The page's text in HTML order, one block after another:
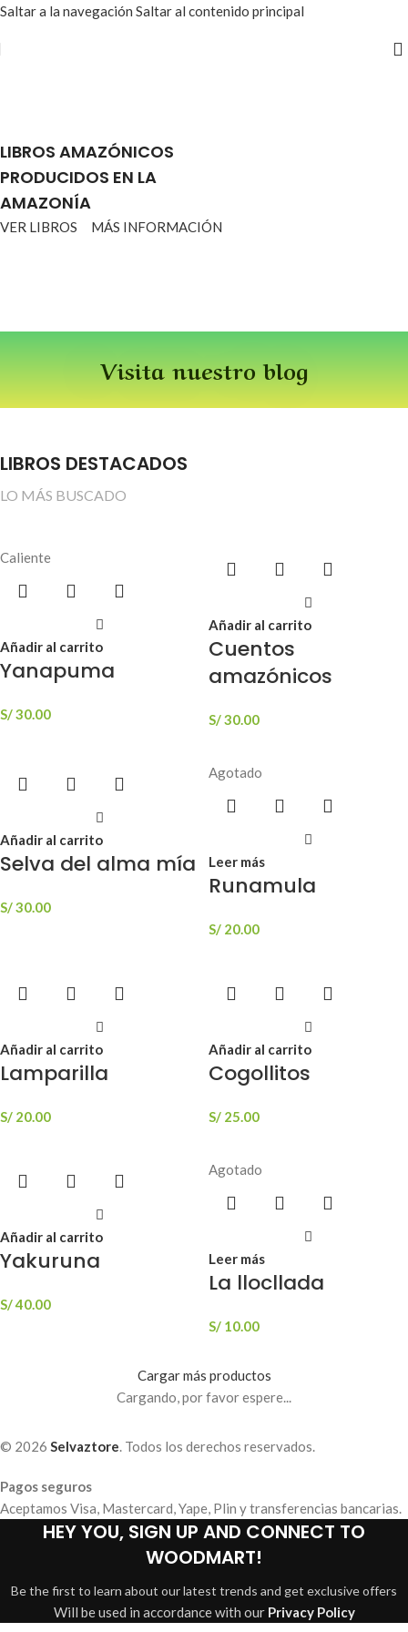
Saltar a la navegación Saltar al contenido principal
LIBROS AMAZÓNICOS
PRODUCIDOS EN LA
AMAZONÍA
VER LIBROS MÁS INFORMACIÓN
Visita nuestro blog
LIBROS DESTACADOS
LO MÁS BUSCADO
Caliente
Añadir al carrito
Yanapuma
S/30.00
Añadir al carrito
Cuentos
amazónicos
S/30.00
Añadir al carrito
Selva del alma mía
S/30.00
Agotado
Leer más
Runamula
S/ 20.00
Añadir al carrito
Lamparilla
S/ 20.00
Añadir al carrito
Cogollitos
S/ 25.00
Añadir al carrito
Yakuruna
S/40.00
Agotado
Leer más
La llocllada
S/ 10.00
Cargar más productos
Cargando, por favor espere...
© 2026 Selvaztore. Todos los derechos reservados.
Pagos seguros
Aceptamos Visa, Mastercard, Yape, Plin y transferencias bancarias.
HEY YOU, SIGN UP AND CONNECT TO
WOODMART!
Be the first to learn about our latest trends and get exclusive offers
Will be used in accordance with our Privacy Policy